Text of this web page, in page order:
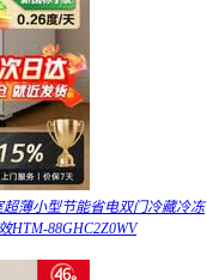
薄小型节能省电双门冷藏冷冻
HTM-88GHC2Z0WV